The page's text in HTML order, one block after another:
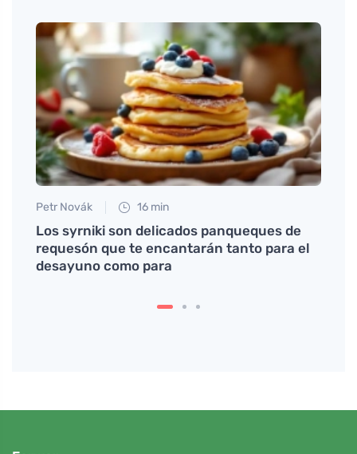
Petr Novák 16 min
Los syrniki son delicados panqueques de
requesón que te encantarán tanto para el
desayuno como para